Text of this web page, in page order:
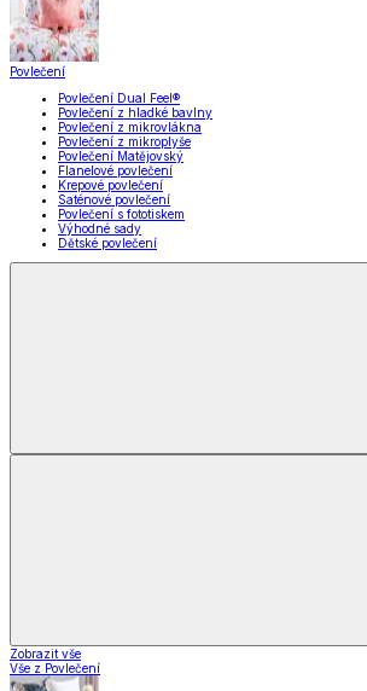
Povlečení
Povlečení Dual Feel®
Povlečení z hladké bavlny
Povlečení z mikrovlákna
Povlečení z mikroplyše
Povlečení Matějovský
Flanelové povlečení
Krepové povlečení
Saténové povlečení
Povlečení s fototiskem
Výhodné sady
Dětské povlečení
Zobrazit vše
Vše z Povlečení